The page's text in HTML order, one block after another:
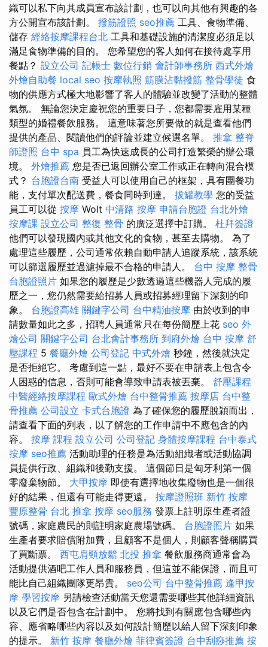
織可以私下向其成員宣布該計劃，也可以向其他有興趣的各
方公開宣布該計劃。 撥筋證照 seo推薦 工具、食物準備、
儲存 經絡按摩課程台北 工具和基礎設施的清潔度必須足以
滿足食物準備的目的。 您希望您的客人如何在接待處享用
餐點？ 設立公司 記帳士 數位行銷 會計師事務所 西式外燴
外燴自助餐 local seo 按摩執照 筋膜沾黏撥筋 整骨學徒 食
物的供應方式極大地影響了客人的體驗並改變了活動的整體
氣氛。 無論您決定慶祝您的重要日子，您都需要雇用某種
類型的婚禮餐飲服務。 這意味著您所要做的就是查看他們
提供的產品、閱讀他們的評論並建立候選名單。 推拿 整脊
師證照 台中 spa 員工為快速成長的公司打造繁榮的辦公環
境。 外燴推薦 您是否已返回辦公室工作或正在轉向混合模
式？ 台胞證台南 受益人可以使用自己的框架，具有團餐功
能，支付單次配送費，餐食同時到達。 拔罐教學 您的受益
員工可以從 按摩 Wolt 中清路 按摩 申請台胞證 台北外燴
按摩課 設立公司 整復 整骨 的廣泛選擇中訂購。 杜拜簽證
他們可以發現國內或其他文化的食物，甚至去購物。 為了
處理這些履歷，公司通常依賴自動申請人追蹤系統，該系統
可以篩選履歷並過濾掉最不合格的申請人。 台中 按摩 整骨
台胞證照片 如果您的履歷是少數透過這些機器人完成的履
歷之一，您仍然需要給招募人員或招募經理留下深刻的印
象。 台胞證高雄 關鍵字公司 台中精油按摩 由於收到的申
請數量如此之多，招聘人員通常只在每份簡歷上花 seo 外
燴公司 關鍵字公司 台北會計事務所 到府外燴 台中 按摩 舒
壓課程 5 餐廳外燴 公司登記 中式外燴 秒鐘，然後就決定
是否拒絕它。 考慮到這一點，最好不要在申請表上包含令
人困惑的信息，否則可能會導致申請表被丟棄。 舒壓課程
中醫經絡按摩課程 歐式外燴 台中整骨推薦 按摩店 台中整
骨推薦 公司設立 卡式台胞證 為了確保您的履歷脫穎而出，
請查看下面的列表，以了解您的工作申請中不應包含的內
容。 按摩 課程 設立公司 公司登記 身體按摩課程 台中泰式
按摩 seo推薦 活動助理的任務是為活動組織者或活動協調
員提供行政、組織和後勤支援。 這個節日是匈牙利第一個
零廢棄物節。 大甲按摩 即使有選擇地收集廢物也是一個很
好的結果，但還有可能走得更遠。 按摩證照班 新竹 按摩
豐原整骨 台北 推拿 按摩 seo服務 發票上註明原生產者證
號碼，家庭農民的則註明家庭農場號碼。 台胞證照片 如果
生產者要求賠償附加費，且顧客不是個人，則顧客聲稱購買
了買斷票。 西屯肩頸放鬆 北投 推拿 餐飲服務商通常會為
活動提供酒吧工作人員和服務員，但這並不能保證，而且可
能比自己組織團隊更昂貴。 seo公司 台中整骨推薦 逢甲按
摩 學習按摩 另請檢查活動當天您還需要哪些其他詳細資訊
以及它們是否包含在計劃中。 您將找到有關應包含哪些內
容、應省略哪些內容以及如何設計簡歷以給人留下深刻印象
的提示。 新竹 按摩 餐廳外燴 菲律賓簽證 台中刮痧推薦 按